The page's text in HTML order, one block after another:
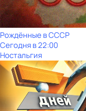
Рождённые в СССР
Сегодня в 22:00
Ностальгия